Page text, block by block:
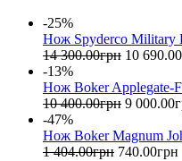
-25%
Нож Spyderco Military
14 300.00грн 10 690.00
-13%
Нож Boker Applegate-
10 400.00грн 9 000.00
-47%
Нож Boker Magnum
1 404.00грн 740.00грн